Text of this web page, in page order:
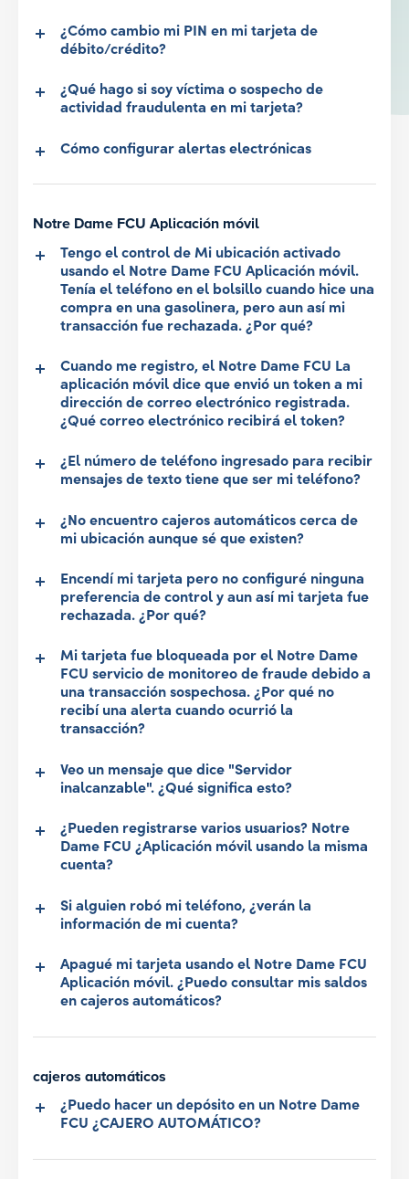
¿Cómo cambio mi PIN en mi tarjeta de
débito/crédito?
¿Qué hago si soy víctima o sospecho de
actividad fraudulenta en mi tarjeta?
Cómo configurar alertas electrónicas
Notre Dame FCU Aplicación móvil
Tengo el control de Mi ubicación activado
usando el Notre Dame FCU Aplicación móvil.
Tenía el teléfono en el bolsillo cuando hice una
compra en una gasolinera, pero aun así mi
transacción fue rechazada. ¿Por qué?
Cuando me registro, el Notre Dame FCU La
aplicación móvil dice que envió un token a mi
dirección de correo electrónico registrada.
¿Qué correo electrónico recibirá el token?
¿El número de teléfono ingresado para recibir
mensajes de texto tiene que ser mi teléfono?
¿No encuentro cajeros automáticos cerca de
mi ubicación aunque sé que existen?
Encendí mi tarjeta pero no configuré ninguna
preferencia de control y aun así mi tarjeta fue
rechazada. ¿Por qué?
Mi tarjeta fue bloqueada por el Notre Dame
FCU servicio de monitoreo de fraude debido a
una transacción sospechosa. ¿Por qué no
recibí una alerta cuando ocurrió la
transacción?
Veo un mensaje que dice "Servidor
inalcanzable". ¿Qué significa esto?
¿Pueden registrarse varios usuarios? Notre
Dame FCU ¿Aplicación móvil usando la misma
cuenta?
Si alguien robó mi teléfono, ¿verán la
información de mi cuenta?
Apagué mi tarjeta usando el Notre Dame FCU
Aplicación móvil. ¿Puedo consultar mis saldos
en cajeros automáticos?
cajeros automáticos
¿Puedo hacer un depósito en un Notre Dame
FCU ¿CAJERO AUTOMÁTICO?